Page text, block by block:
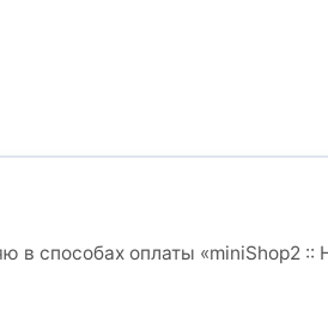
в способах оплаты «miniShop2